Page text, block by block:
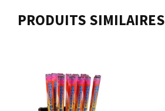
PRODUITS SIMILAIRES